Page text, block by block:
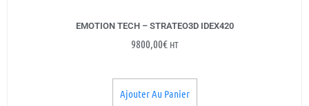
EMOTION TECH – STRATEO3D IDEX420
9800,00€ HT
Ajouter Au Panier